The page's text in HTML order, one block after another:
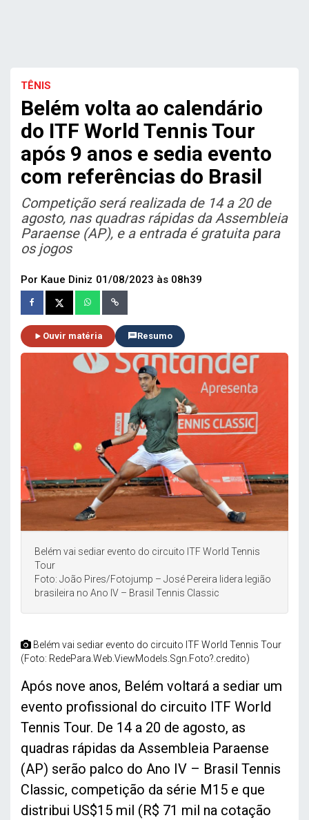
TÊNIS
Belém volta ao calendário
do ITF World Tennis Tour
após 9 anos e sedia evento
com referências do Brasil
Competição será realizada de 14 a 20 de
agosto, nas quadras rápidas da Assembleia
Paraense (AP), e a entrada é gratuita para
os jogos
Por Kaue Diniz 01/08/2023 às 08h39
Ouvir matéria Resumo
Belém vai sediar evento do circuito ITF World Tennis
Tour
Foto: João Pires/Fotojump – José Pereira lidera legião
brasileira no Ano IV – Brasil Tennis Classic
Belém vai sediar evento do circuito ITF World Tennis Tour
(Foto: RedePara.Web.ViewModels.Sgn.Foto?.credito)
Após nove anos, Belém voltará a sediar um
evento profissional do circuito ITF World
Tennis Tour. De 14 a 20 de agosto, as
quadras rápidas da Assembleia Paraense
(AP) serão palco do Ano IV – Brasil Tennis
Classic, competição da série M15 e que
distribui US$15 mil (R$ 71 mil na cotação